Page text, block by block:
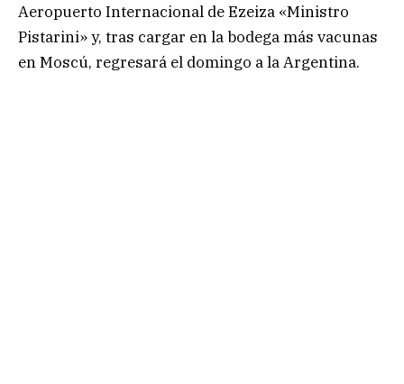
Aeropuerto Internacional de Ezeiza «Ministro
Pistarini» y, tras cargar en la bodega más vacunas
en Moscú, regresará el domingo a la Argentina.